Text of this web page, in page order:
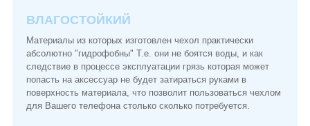
ВЛАГОСТОЙКИЙ
Материалы из которых изготовлен чехол практически
абсолютно "гидрофобны" Т.е. они не боятся воды, и как
следствие в процессе эксплуатации грязь которая может
попасть на аксессуар не будет затираться руками в
поверхность материала, что позволит пользоваться чехлом
для Вашего телефона столько сколько потребуется.